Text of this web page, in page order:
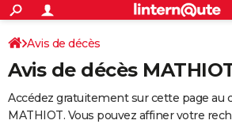
ACTUALITÉS
Politique
Société
Faits Divers
Education
Monde
Villes
+
SPORT
Coupe du monde 2026
Football
Tennis
Cyclisme
Rugby
Forum
Programme TV
TNT
Streaming
Cinéma
Sorties cinéma
Musique
+
FINANCE
Avis de décès
Avis de décès
Accédez gratuitement sur cette page au
MATHIOT. Vous pouvez affiner votre